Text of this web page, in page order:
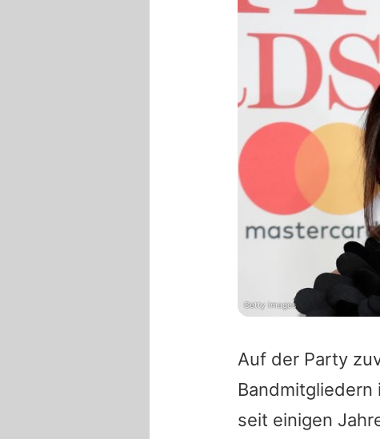
Auf der Party
Bandmitgliedern
seit einigen
Getty Images